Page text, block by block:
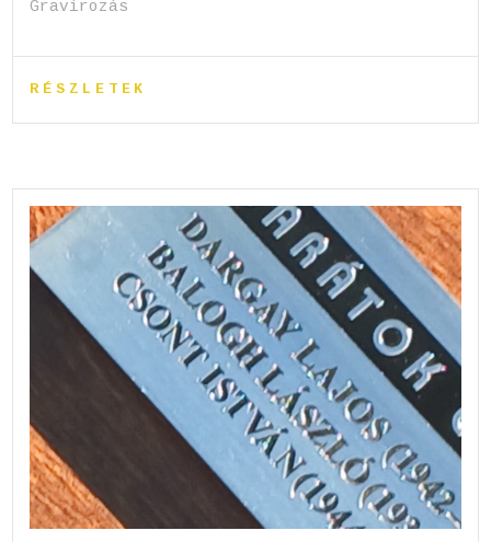
Gravírozás
RÉSZLETEK